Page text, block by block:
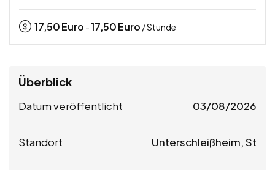
17,50Euro -17,50Euro / Stunde
Überblick
Datum veröffentlicht 03/08/2026
Standort Unterschleißheim, St